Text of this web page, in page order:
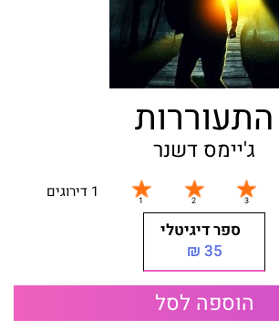
התעוררות
ג'יימס דשנר
1 דירוגים
ספר דיגיטלי
35 ₪
הוספה לסל